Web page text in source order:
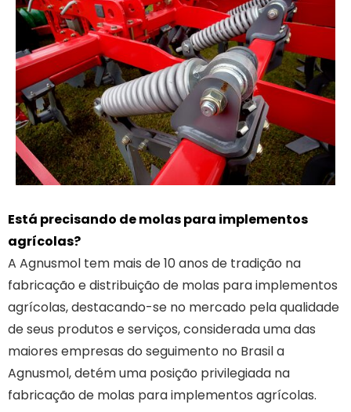
Está precisando de molas para implementos
agrícolas?
A Agnusmol tem mais de 10 anos de tradição na
fabricação e distribuição de molas para implementos
agrícolas, destacando-se no mercado pela qualidade
de seus produtos e serviços, considerada uma das
maiores empresas do seguimento no Brasil a
Agnusmol, detém uma posição privilegiada na
fabricação de molas para implementos agrícolas.